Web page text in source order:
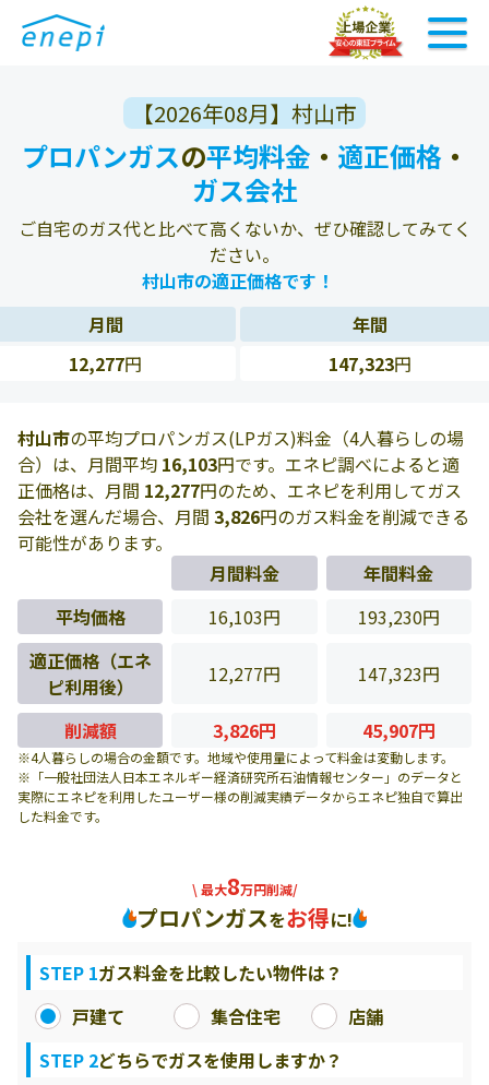
【2026年08月】村山市
プロパンガスの平均料金 ・ 適正価格 ・
ガス会社
ご自宅のガス代と比べて高くないか、ぜひ確認してみてく
ださい。
村山市の適正価格です！
月間
年間
12,277円 147,323円
村山市の平均プロパンガス(LPガス)料金（4人暮らしの場
合）は、月間平均 16,103円です。エネピ調べによると適
正価格は、月間 12,277円のため、エネピを利用してガス
会社を選んだ場合、月間 3,826円のガス料金を削減できる
可能性があります。
月間料金
年間料金
平均価格
16,103円
193,230円
適正価格（エネ
ピ利用後）
12,277円 147,323円
削減額 3,826円 45,907円
※4人暮らしの場合の金額です。地域や使用量によって料金は変動します。
※「一般社団法人日本エネルギー経済研究所石油情報センター」のデータと
実際にエネピを利用したユーザー様の削減実績データからエネピ独自で算出
した料金です。
\ 最大8万円削減/
プロパンガスをお得に!
STEP 1ガス料金を比較したい物件は？
戸建て
集合住宅
店舗
STEP 2どちらでガスを使用しますか？